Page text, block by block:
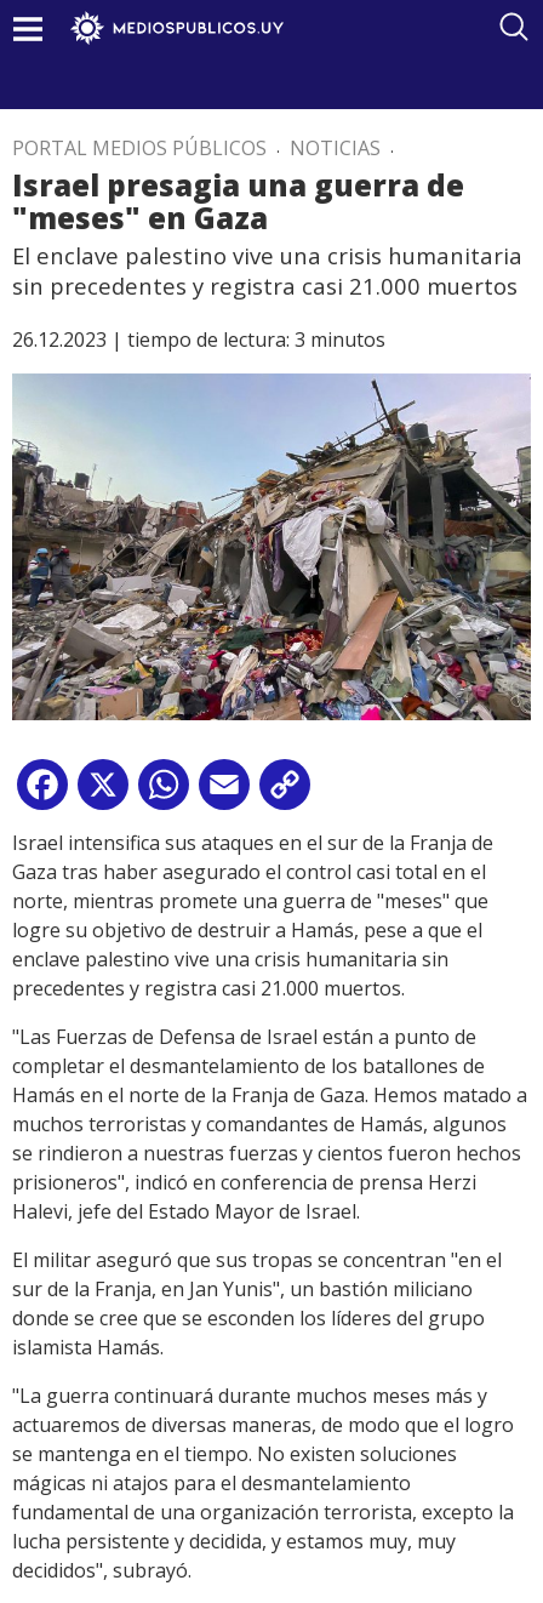
PORTAL MEDIOS PÚBLICOS . NOTICIAS .
Israel presagia una guerra de
"meses" en Gaza
El enclave palestino vive una crisis humanitaria
sin precedentes y registra casi 21.000 muertos
26.12.2023 | tiempo de lectura: 3 minutos
Facebook
X WhatsApp
Email
Link
Israel intensifica sus ataques en el sur de la Franja de
Gaza tras haber asegurado el control casi total en el
norte, mientras promete una guerra de "meses" que
logre su objetivo de destruir a Hamás, pese a que el
enclave palestino vive una crisis humanitaria sin
precedentes y registra casi 21.000 muertos.
"Las Fuerzas de Defensa de Israel están a punto de
completar el desmantelamiento de los batallones de
Hamás en el norte de la Franja de Gaza. Hemos matado a
muchos terroristas y comandantes de Hamás, algunos
se rindieron a nuestras fuerzas y cientos fueron hechos
prisioneros", indicó en conferencia de prensa Herzi
Halevi, jefe del Estado Mayor de Israel.
El militar aseguró que sus tropas se concentran "en el
sur de la Franja, en Jan Yunis", un bastión miliciano
donde se cree que se esconden los líderes del grupo
islamista Hamás.
"La guerra continuará durante muchos meses más y
actuaremos de diversas maneras, de modo que el logro
se mantenga en el tiempo. No existen soluciones
mágicas ni atajos para el desmantelamiento
fundamental de una organización terrorista, excepto la
lucha persistente y decidida, y estamos muy, muy
decididos", subrayó.